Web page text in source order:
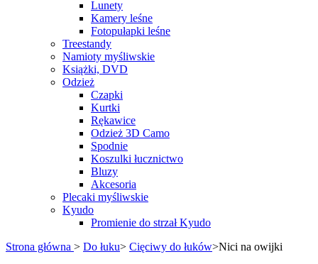
Lunety
Kamery leśne
Fotopułapki leśne
Treestandy
Namioty myśliwskie
Książki, DVD
Odzież
Czapki
Kurtki
Rękawice
Odzież 3D Camo
Spodnie
Koszulki łucznictwo
Bluzy
Akcesoria
Plecaki myśliwskie
Kyudo
Promienie do strzał Kyudo
Strona główna > Do łuku> Cięciwy do łuków>Nici na owijki